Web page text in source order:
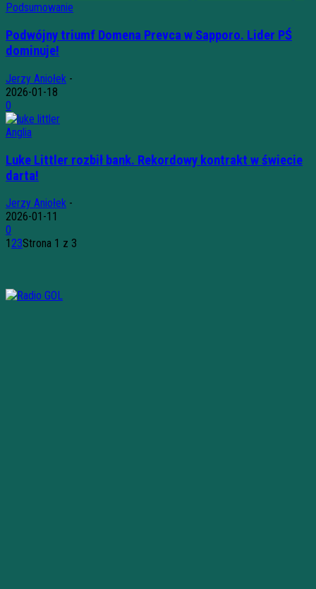
Podsumowanie
Podwójny triumf Domena Prevca w Sapporo. Lider PŚ
dominuje!
Jerzy Aniołek -
2026-01-18
0
Anglia
Luke Littler rozbił bank. Rekordowy kontrakt w świecie
darta!
Jerzy Aniołek -
2026-01-11
0
1 23Strona 1 z 3